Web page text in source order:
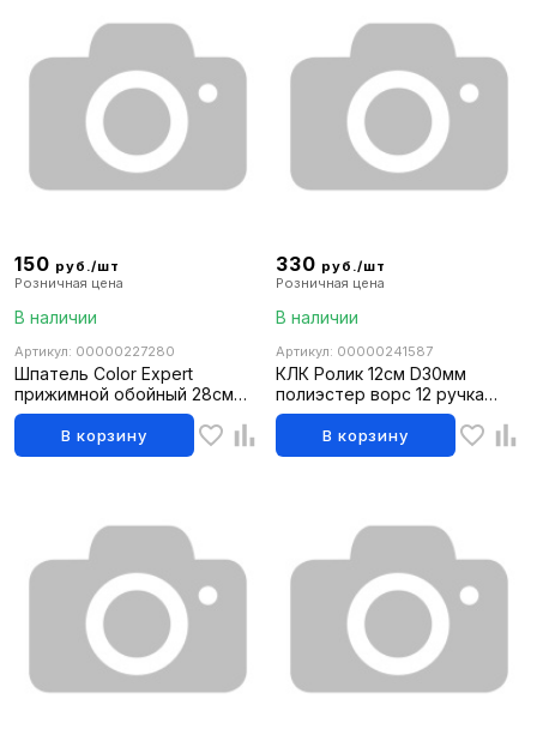
150 руб./шт
Розничная цена
В наличии
Артикул: 00000227280
Шпатель Color Expert
прижимной обойный 28см
синий пластик с подвесом
В корзину
330 руб./шт
Розничная цена
В наличии
Артикул: 00000241587
КЛК Ролик 12см D30мм
полиэстер ворс 12 ручка
6мм
В корзину